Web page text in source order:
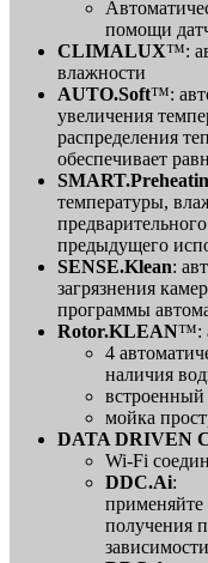
помощи
CLIMALUX™:
влажности
AUTO.Soft™:
увеличения
распределения
обеспечивает
температуры,
предыдущего
SENSE.Klean:
загрязнения
программы
Rotor.KLEAN™:
4
наличия
встроенный
мойка
DATA DRIVEN
Wi-Fi
DDC.Ai:
применяйте
получения